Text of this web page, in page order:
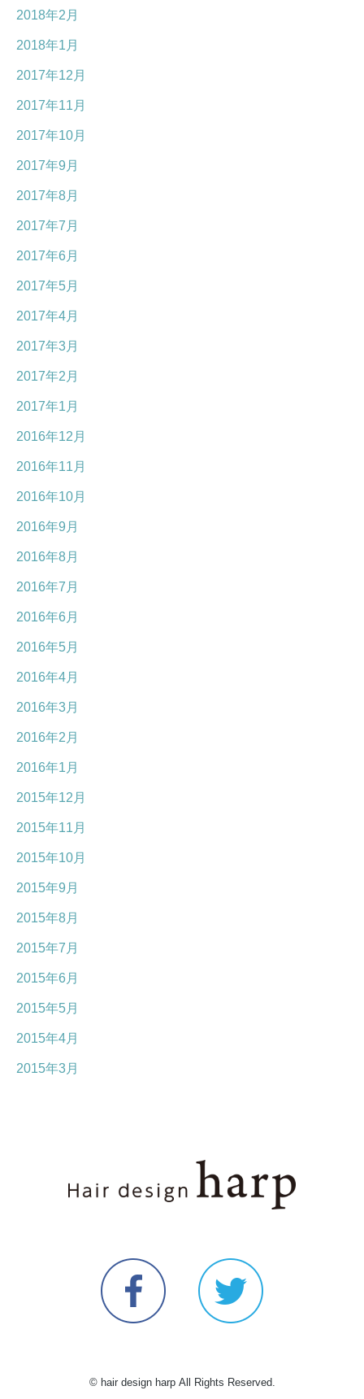
2018年2月
2018年1月
2017年12月
2017年11月
2017年10月
2017年9月
2017年8月
2017年7月
2017年6月
2017年5月
2017年4月
2017年3月
2017年2月
2017年1月
2016年12月
2016年11月
2016年10月
2016年9月
2016年8月
2016年7月
2016年6月
2016年5月
2016年4月
2016年3月
2016年2月
2016年1月
2015年12月
2015年11月
2015年10月
2015年9月
2015年8月
2015年7月
2015年6月
2015年5月
2015年4月
2015年3月
© hair design harp All Rights Reserved.